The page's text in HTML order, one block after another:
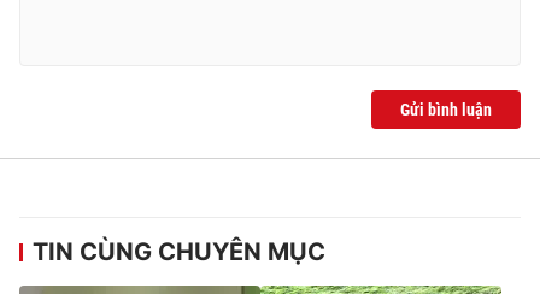
Gửi bình luận
TIN CÙNG CHUYÊN MỤC